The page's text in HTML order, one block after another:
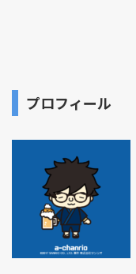
プロフィール